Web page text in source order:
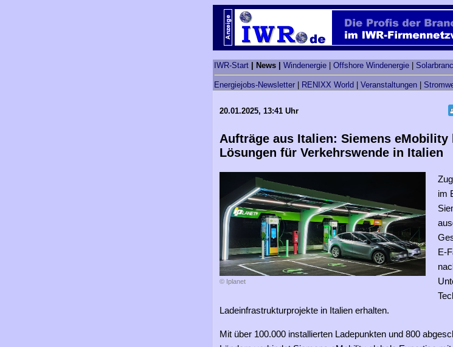
IWR-Start | News | Windenergie Offshore Windenergie
Energiejobs-Newsletter RENIXX World Veranstaltungen
20.01.2025, 13:41 Uhr
Aufträge aus Italien: Siemens
Lösungen für Verkehrswende in Italien
© Iplanet
im
E-
Ladeinfrastrukturprojekte in Italien erhalten.
Mit über 100.000 installierten Ladepunkten und 800